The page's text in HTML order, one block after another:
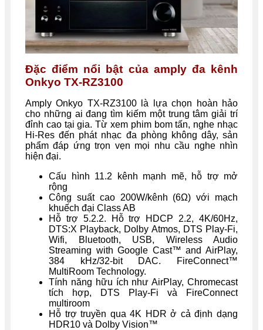
Đặc điểm nổi bật của amply đa kênh
Onkyo TX-RZ3100
Amply Onkyo TX-RZ3100 là lựa chọn hoàn hảo
cho những ai đang tìm kiếm một trung tâm giải trí
đỉnh cao tại gia. Từ xem phim bom tấn, nghe nhạc
Hi-Res đến phát nhạc đa phòng không dây, sản
phẩm đáp ứng trọn vẹn mọi nhu cầu nghe nhìn
hiện đại.
Cấu hình 11.2 kênh mạnh mẽ, hỗ trợ mở
rộng
Công suất cao 200W/kênh (6Ω) với mạch
khuếch đại Class AB
Hỗ trợ 5.2.2. Hỗ trợ HDCP 2.2, 4K/60Hz,
DTS:X Playback, Dolby Atmos, DTS Play-Fi,
Wifi, Bluetooth, USB, Wireless Audio
Streaming with Google Cast™ and AirPlay,
384 kHz/32-bit DAC. FireConnect™
MultiRoom Technology.
Tính năng hữu ích như AirPlay, Chromecast
tích hợp, DTS Play-Fi và FireConnect
multiroom
Hỗ trợ truyền qua 4K HDR ở cả định dạng
HDR10 và Dolby Vision™